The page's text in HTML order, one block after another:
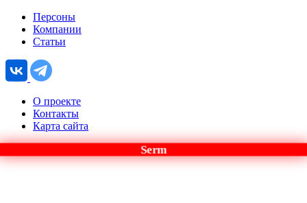
Персоны
Компании
Статьи
О проекте
Контакты
Карта сайта
Serm